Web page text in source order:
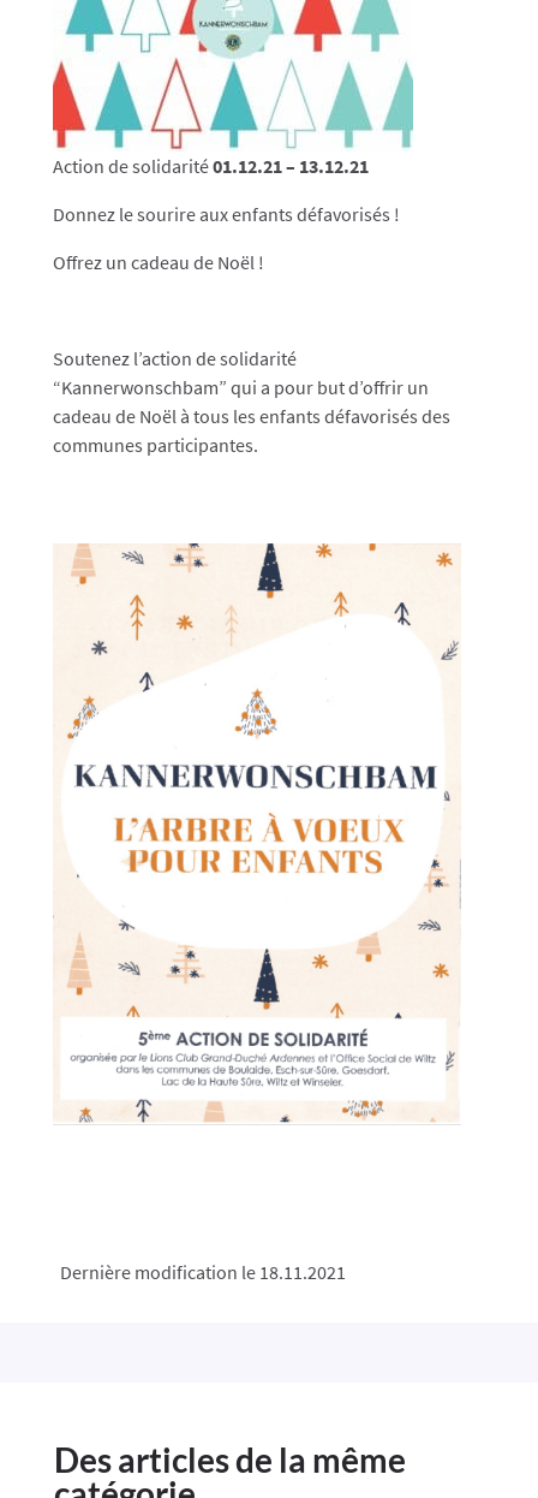
Action de solidarité01.12.21 – 13.12.21
Donnez le sourire aux enfants défavorisés !
Offrez un cadeau de Noël !
Soutenez l’action de solidarité
“Kannerwonschbam” qui a pour but d’offrir un
cadeau de Noël à tous les enfants défavorisés des
communes participantes.
Dernière modification le 18.11.2021
Des articles de la même